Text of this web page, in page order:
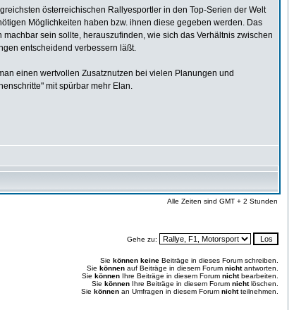
österreichischen Rallyesportler in den Top-Serien der Welt
Möglichkeiten haben bzw. ihnen diese gegeben werden. Das
sein sollte, herauszufinden, wie sich das Verhältnis zwischen
entscheidend verbessern läßt.
einen wertvollen Zusatznutzen bei vielen Planungen und
mit spürbar mehr Elan.
Alle Zeiten sind GMT + 2 Stunden
Gehe zu:
Sie können keine Beiträge in dieses Forum schreiben.
Sie können auf Beiträge in diesem Forum nichtantworten.
Sie können Ihre Beiträge in diesem Forum nichtbearbeiten.
Sie können Ihre Beiträge in diesem Forum nichtlöschen.
Sie können an Umfragen in diesem Forum nichtteilnehmen.